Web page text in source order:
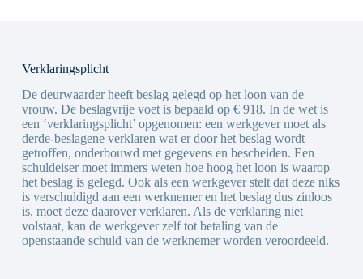
Verklaringsplicht
De deurwaarder heeft beslag gelegd op het loon van de
vrouw. De beslagvrije voet is bepaald op € 918. In de wet is
een ‘verklaringsplicht’ opgenomen: een werkgever moet als
derde-beslagene verklaren wat er door het beslag wordt
getroffen, onderbouwd met gegevens en bescheiden. Een
schuldeiser moet immers weten hoe hoog het loon is waarop
het beslag is gelegd. Ook als een werkgever stelt dat deze niks
is verschuldigd aan een werknemer en het beslag dus zinloos
is, moet deze daarover verklaren. Als de verklaring niet
volstaat, kan de werkgever zelf tot betaling van de
openstaande schuld van de werknemer worden veroordeeld.